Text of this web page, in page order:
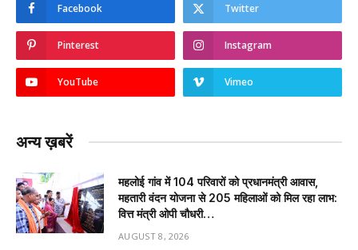
Facebook Twitter
Pinterest Instagram
YouTube Vimeo
अन्य ख़बरें
महलोई गांव में 104 परिवारों को प्रधानमंत्री आवास,
महतारी वंदन योजना से 205 महिलाओं को मिल रहा लाभ:
वित्त मंत्री ओपी चौधरी…
AUGUST 8, 2026